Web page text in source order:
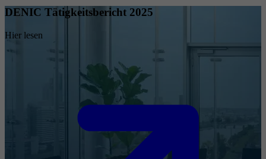
DENIC Tätigkeitsbericht 2025
Hier lesen